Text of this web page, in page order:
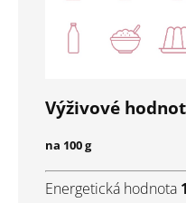
Výživové
na 100 g
Energetická hodnota